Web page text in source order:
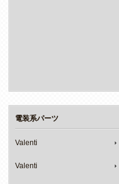
電装系パーツ
Valenti
Valenti